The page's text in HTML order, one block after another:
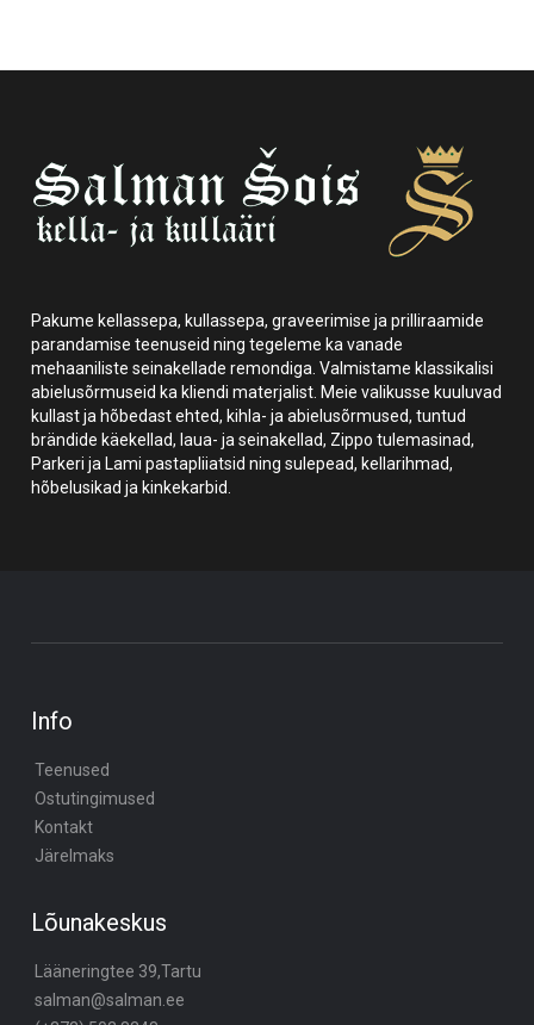
Pakume kellassepa, kullassepa, graveerimise ja prilliraamide
parandamise teenuseid ning tegeleme ka vanade
mehaaniliste seinakellade remondiga. Valmistame klassikalisi
abielusõrmuseid ka kliendi materjalist. Meie valikusse kuuluvad
kullast ja hõbedast ehted, kihla- ja abielusõrmused, tuntud
brändide käekellad, laua- ja seinakellad, Zippo tulemasinad,
Parkeri ja Lami pastapliiatsid ning sulepead, kellarihmad,
hõbelusikad ja kinkekarbid.
Info
Teenused
Ostutingimused
Kontakt
Järelmaks
Lõunakeskus
Lääneringtee 39,Tartu
salman@salman.ee